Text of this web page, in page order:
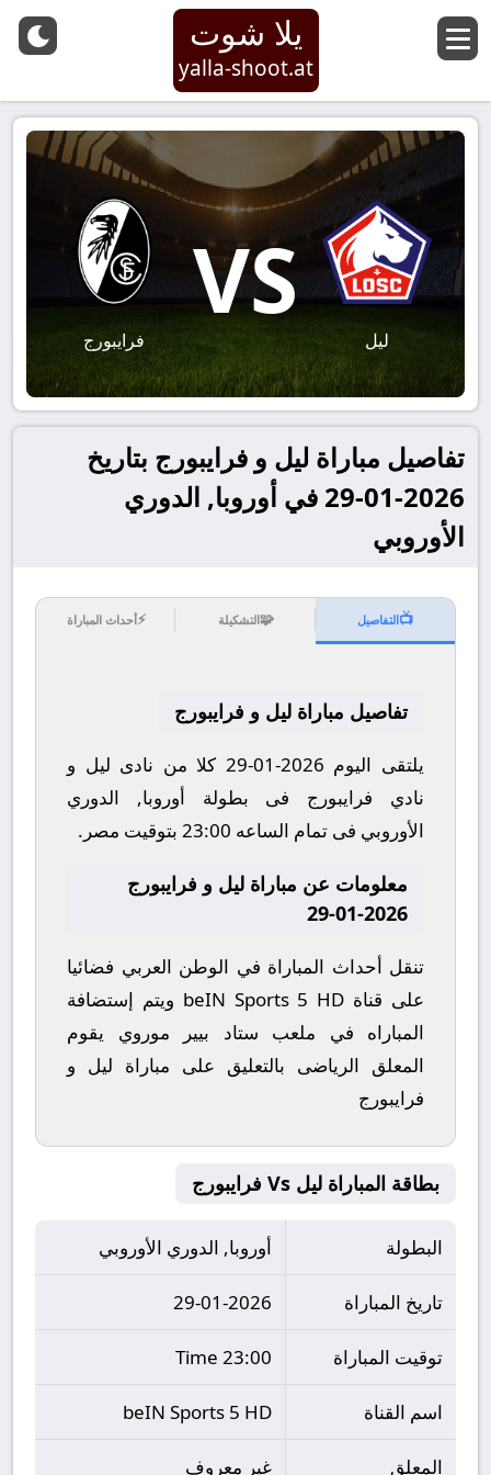
يلا شوت
yalla-shoot.at
ليل
VS
فرايبورج
تفاصيل مباراة ليل و فرايبورج بتاريخ
2026-01-29 في أوروبا, الدوري
الأوروبي
📺التفاصيل 🧩التشكيلة ⚡أحداث المباراة
تفاصيل مباراة ليل و فرايبورج
يلتقى اليوم 2026-01-29 كلا من نادى ليل و
نادي فرايبورج فى بطولة أوروبا, الدوري
الأوروبي فى تمام الساعه 23:00 بتوقيت مصر.
معلومات عن مباراة ليل و فرايبورج
2026-01-29
تنقل أحداث المباراة في الوطن العربي فضائيا
على قناة beIN Sports 5 HD ويتم إستضافة
المباراه في ملعب ستاد بيير موروي يقوم
المعلق الرياضى بالتعليق على مباراة ليل و
فرايبورج
بطاقة المباراة ليل Vs فرايبورج
البطولة أوروبا, الدوري الأوروبي
تاريخ المباراة 29-01-2026
توقيت المباراة 23:00 Time
اسم القناة beIN Sports 5 HD
المعلق غير معروف